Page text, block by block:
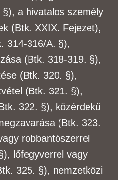
a hivatalos személy
(Btk. XXIX. Fejezet),
314-316/A. §),
(Btk. 318-319. §),
(Btk. 320. §),
(Btk. 321. §),
322. §), közérdekű
(Btk. 323.
robbantószerrel
lőfegyverrel vagy
325. §), nemzetközi